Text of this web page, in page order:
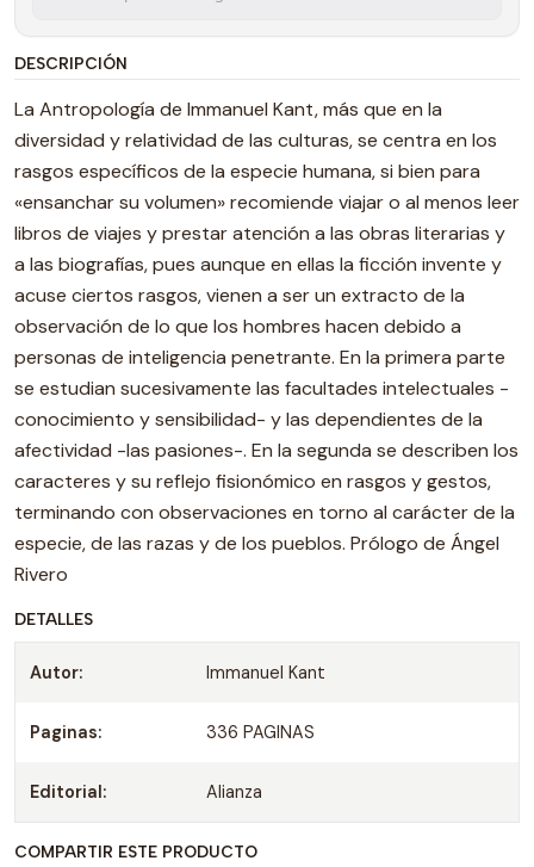
DESCRIPCIÓN
La Antropología de Immanuel Kant, más que en la
diversidad y relatividad de las culturas, se centra en los
rasgos específicos de la especie humana, si bien para
«ensanchar su volumen» recomiende viajar ­o al menos leer
libros de viajes­ y prestar atención a las obras literarias y
a las biografías, pues aunque en ellas la ficción invente y
acuse ciertos rasgos, vienen a ser un extracto de la
observación de lo que los hombres hacen debido a
personas de inteligencia penetrante. En la primera parte
se estudian sucesivamente las facultades intelectuales -
conocimiento y sensibilidad- y las dependientes de la
afectividad -las pasiones-. En la segunda se describen los
caracteres y su reflejo fisionómico en rasgos y gestos,
terminando con observaciones en torno al carácter de la
especie, de las razas y de los pueblos. Prólogo de Ángel
Rivero
DETALLES
Autor: Immanuel Kant
Paginas: 336 PAGINAS
Editorial: Alianza
COMPARTIR ESTE PRODUCTO